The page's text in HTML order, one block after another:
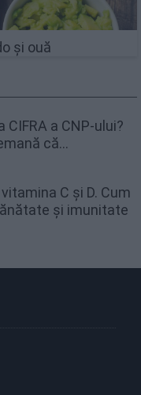
și ouă
CIFRA a CNP-ului?
că...
C și D. Cum
și imunitate